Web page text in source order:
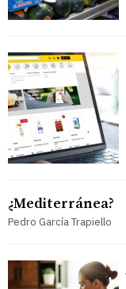
¿Mediterránea?
Pedro García Trapiello